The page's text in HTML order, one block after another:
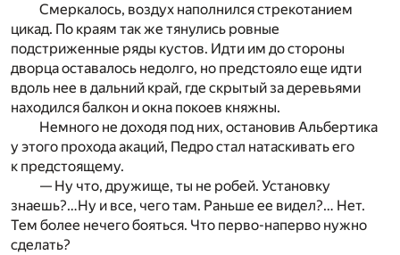
Смеркалось, воздух наполнился стрекотанием
цикад. По краям так же тянулись ровные
подстриженные ряды кустов. Идти им до стороны
дворца оставалось недолго, но предстояло еще идти
вдоль нее в дальний край, где скрытый за деревьями
находился балкон и окна покоев княжны.
Немного не доходя под них, остановив Альбертика
у этого прохода акаций, Педро стал натаскивать его
к предстоящему.
— Ну что, дружище, ты не робей. Установку
знаешь?…Ну и все, чего там. Раньше ее видел?… Нет.
Тем более нечего бояться. Что перво-наперво нужно
сделать?